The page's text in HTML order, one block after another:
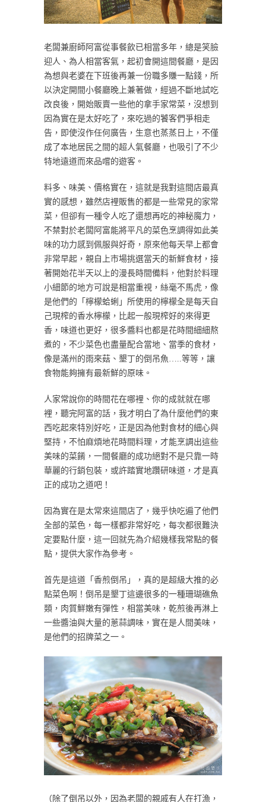
老闆兼廚師阿富從事餐飲已相當多年，總是笑臉
迎人、為人相當客氣，起初會開這間餐廳，是因
為想與老婆在下班後再兼一份職多賺一點錢，所
以決定開間小餐廳晚上兼著做，經過不斷地試吃
改良後，開始販賣一些他的拿手家常菜，沒想到
因為實在是太好吃了，來吃過的饕客們爭相走
告，即使沒作任何廣告，生意也蒸蒸日上，不僅
成了本地居民之間的超人氣餐廳，也吸引了不少
特地遠道而來品嚐的遊客。
料多、味美、價格實在，這就是我對這間店最真
實的感想，雖然店裡販售的都是一些常見的家常
菜，但卻有一種令人吃了還想再吃的神秘魔力，
不禁對於老闆阿富能將平凡的菜色烹調得如此美
味的功力感到佩服與好奇，原來他每天早上都會
非常早起，親自上市場挑選當天的新鮮食材，接
著開始花半天以上的漫長時間備料，他對於料理
小細節的地方可說是相當重視，絲毫不馬虎，像
是他們的「檸檬蛤蜊」所使用的檸檬全是每天自
己現榨的香水檸檬，比起一般現榨好的來得更
香，味道也更好，很多醬料也都是花時間細細熬
煮的，不少菜色也盡量配合當地、當季的食材，
像是滿州的雨來菇、墾丁的倒吊魚…..等等，讓
食物能夠擁有最新鮮的原味。
人家常說你的時間花在哪裡、你的成就就在哪
裡，聽完阿富的話，我才明白了為什麼他們的東
西吃起來特別好吃，正是因為他對食材的細心與
堅持，不怕麻煩地花時間料理，才能烹調出這些
美味的菜餚，一間餐廳的成功絕對不是只靠一時
華麗的行銷包裝，或許踏實地躦研味道，才是真
正的成功之道吧！
因為實在是太常來這間店了，幾乎快吃遍了他們
全部的菜色，每一樣都非常好吃，每次都很難決
定要點什麼，這一回就先為介紹幾樣我常點的餐
點，提供大家作為參考。
首先是這道「香煎倒吊」，真的是超級大推的必
點菜色啊！倒吊是墾丁這邊很多的一種珊瑚礁魚
類，肉質鮮嫩有彈性，相當美味，乾煎後再淋上
一些醬油與大量的蔥蒜調味，實在是人間美味，
是他們的招牌菜之一。
（除了倒吊以外，因為老闆的親戚有人在打漁，